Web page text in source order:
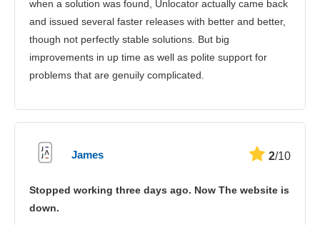
when a solution was found, Unlocator actually came back
and issued several faster releases with better and better,
though not perfectly stable solutions. But big
improvements in up time as well as polite support for
problems that are genuily complicated.
James 2/10
Stopped working three days ago. Now The website is
down.